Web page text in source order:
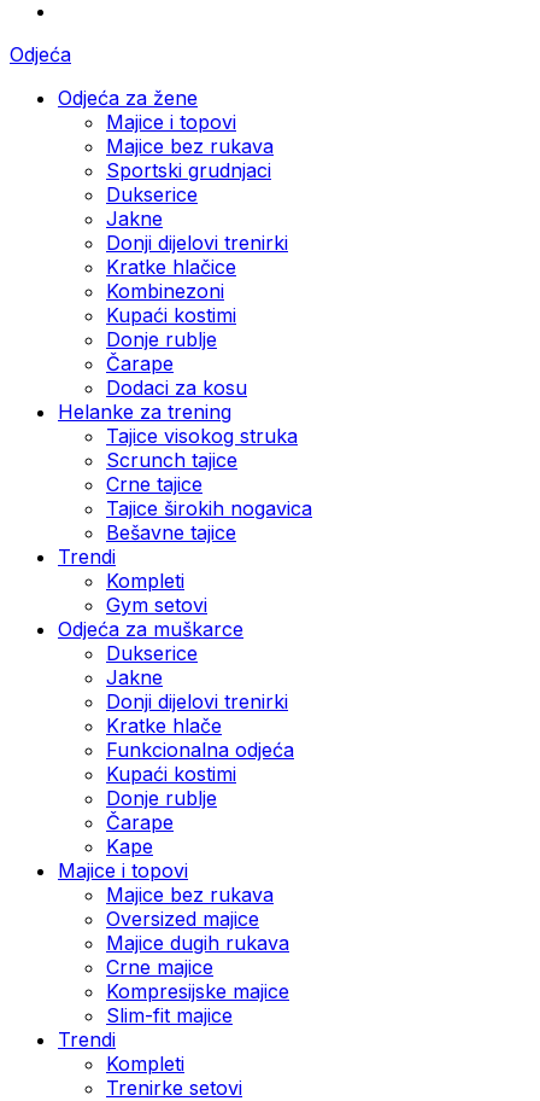
Odjeća
Odjeća za žene
Majice i topovi
Majice bez rukava
Sportski grudnjaci
Dukserice
Jakne
Donji dijelovi trenirki
Kratke hlačice
Kombinezoni
Kupaći kostimi
Donje rublje
Čarape
Dodaci za kosu
Helanke za trening
Tajice visokog struka
Scrunch tajice
Crne tajice
Tajice širokih nogavica
Bešavne tajice
Trendi
Kompleti
Gym setovi
Odjeća za muškarce
Dukserice
Jakne
Donji dijelovi trenirki
Kratke hlače
Funkcionalna odjeća
Kupaći kostimi
Donje rublje
Čarape
Kape
Majice i topovi
Majice bez rukava
Oversized majice
Majice dugih rukava
Crne majice
Kompresijske majice
Slim-fit majice
Trendi
Kompleti
Trenirke setovi